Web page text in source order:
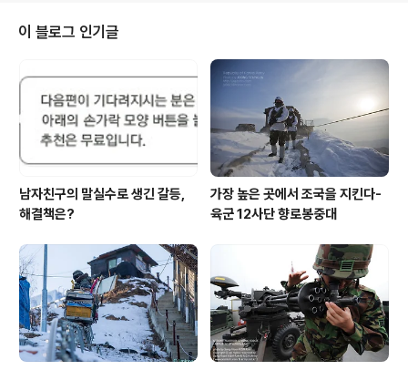
이 너도 나도 군인아저씨를 따라 충~성! 경례를 하며 즐거
운 포토타임을 갖고 있네요~ 아저씨! 이 헬리콥터 진짜 날
수 있어요? 이건 뭐예요? 동심어린 표정으로 코브라 헬기
에 대해 진지하게 물어보는 어린이... 의장대 군인아저씨!
너무 멋있어요! 총이 멋진 파도치기를 선보입니다. 너무 신
기하고 박수..
이 블로그 인기글
남자친구의 말실수로 생긴 갈등,
해결책은?
가장 높은 곳에서 조국을 지킨다-
육군 12사단 향로봉중대